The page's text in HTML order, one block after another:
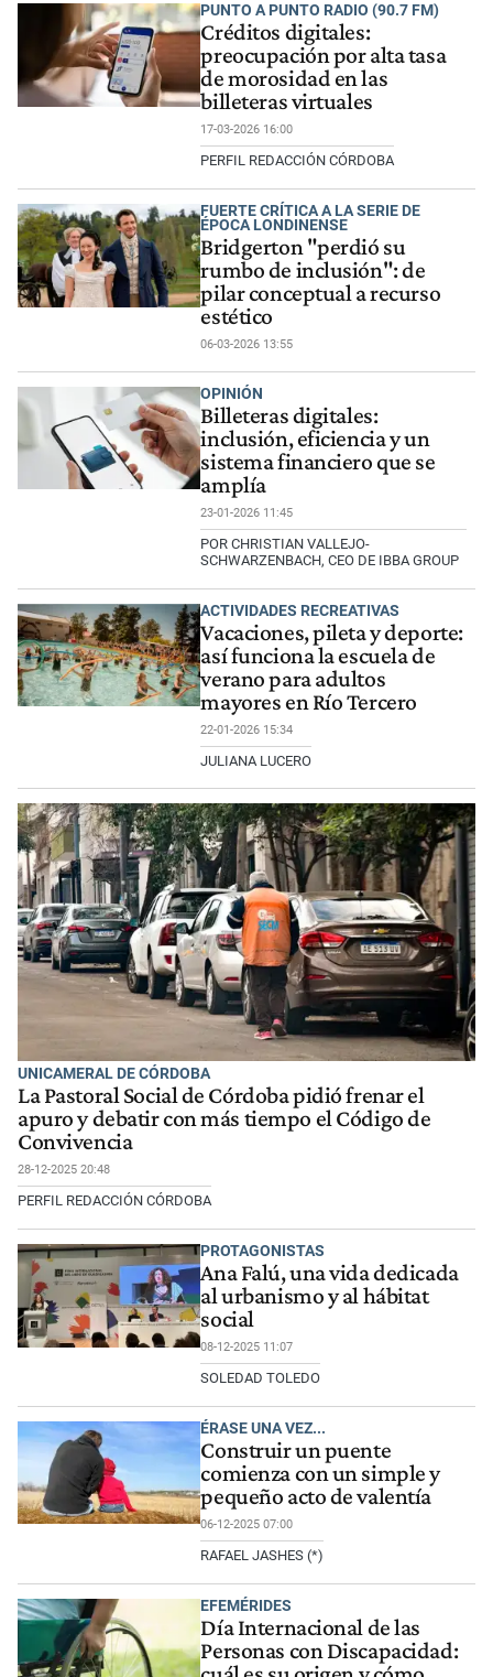
PUNTO A PUNTO RADIO (90.7 FM)
Créditos digitales:
preocupación por alta tasa
de morosidad en las
billeteras virtuales
17-03-2026 16:00
PERFIL REDACCIÓN CÓRDOBA
FUERTE CRÍTICA A LA SERIE DE
ÉPOCA LONDINENSE
Bridgerton "perdió su
rumbo de inclusión": de
pilar conceptual a recurso
estético
06-03-2026 13:55
OPINIÓN
Billeteras digitales:
inclusión, eficiencia y un
sistema financiero que se
amplía
23-01-2026 11:45
POR CHRISTIAN VALLEJO-
SCHWARZENBACH, CEO DE IBBA GROUP
ACTIVIDADES RECREATIVAS
Vacaciones, pileta y deporte:
así funciona la escuela de
verano para adultos
mayores en Río Tercero
22-01-2026 15:34
JULIANA LUCERO
UNICAMERAL DE CÓRDOBA
La Pastoral Social de Córdoba pidió frenar el
apuro y debatir con más tiempo el Código de
Convivencia
28-12-2025 20:48
PERFIL REDACCIÓN CÓRDOBA
PROTAGONISTAS
Ana Falú, una vida dedicada
al urbanismo y al hábitat
social
08-12-2025 11:07
SOLEDAD TOLEDO
ÉRASE UNA VEZ...
Construir un puente
comienza con un simple y
pequeño acto de valentía
06-12-2025 07:00
RAFAEL JASHES (*)
EFEMÉRIDES
Día Internacional de las
Personas con Discapacidad: